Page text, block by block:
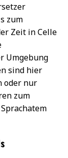
zum
Zeit in Celle
Umgebung
sind hier
oder nur
zum